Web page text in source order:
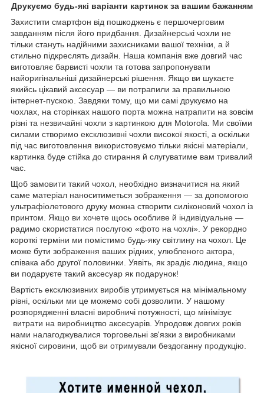
Друкуємо будь-які варіанти картинок за вашим бажанням
Захистити смартфон від пошкоджень є першочерговим
завданням після його придбання. Дизайнерські чохли не
тільки стануть надійними захисниками вашої техніки, а й
стильно підкреслять дизайн. Наша компанія вже довгий час
виготовляє барвисті чохли та готова запропонувати
найоригінальніші дизайнерські рішення. Якщо ви шукаєте
якийсь цікавий аксесуар — ви потрапили за правильною
інтернет-пускою. Завдяки тому, що ми самі друкуємо на
чохлах, на сторінках нашого порта можна натрапити на зовсім
різні та незвичайні чохли з картинкою для Motorola. Ми своїми
силами створимо ексклюзивні чохли високої якості, а оскільки
під час виготовлення використовуємо тільки якісні матеріали,
картинка буде стійка до стирання й слугуватиме вам тривалий
час.
Щоб замовити такий чохол, необхідно визначитися на який
саме матеріал наноситиметься зображення — за допомогою
ультрафіолетового друку можна створити силіконовий чохол із
принтом. Якщо ви хочете щось особливе й індивідуальне —
радимо скористатися послугою «фото на чохлі». У рекордно
короткі терміни ми помістимо будь-яку світлину на чохол. Це
може бути зображення ваших рідних, улюбленого актора,
співака або другої половинки. Уявіть, як зрадіє людина, якщо
ви подаруєте такий аксесуар як подарунок!
Вартість ексклюзивних виробів утримується на мінімальному
рівні, оскільки ми це можемо собі дозволити. У нашому
розпорядженні власні виробничі потужності, що мінімізує
витрати на виробництво аксесуарів. Упродовж довгих років
нами налагоджувалися торговельні зв'язки з виробниками
якісної сировини, щоб ви отримували бездоганну продукцію.